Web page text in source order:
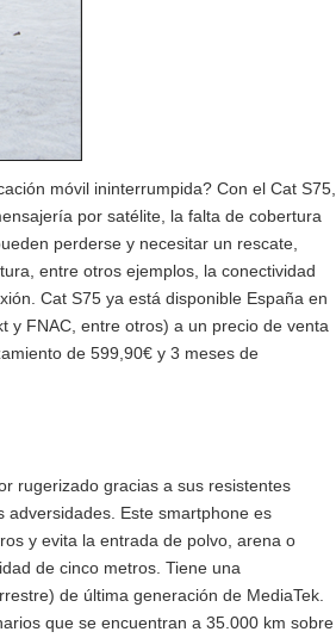
móvil ininterrumpida? Con el Cat S75,
por satélite, la falta de cobertura
perderse y necesitar un rescate,
entre otros ejemplos, la conectividad
Cat S75 ya está disponible España en
y FNAC, entre otros) a un precio de venta
de 599,90€ y 3 meses de
rugerizado gracias a sus resistentes
adversidades. Este smartphone es
y evita la entrada de polvo, arena o
de cinco metros. Tiene una
de última generación de MediaTek.
que se encuentran a 35.000 km sobre